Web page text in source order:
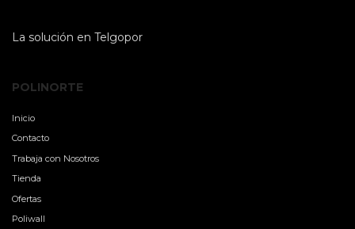
La solución en Telgopor
POLINORTE
Inicio
Contacto
Trabaja con Nosotros
Tienda
Ofertas
Poliwall